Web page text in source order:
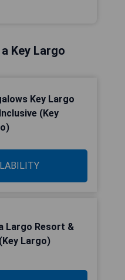
Key Largo
Key Largo
(Key
Largo Resort &
Largo)